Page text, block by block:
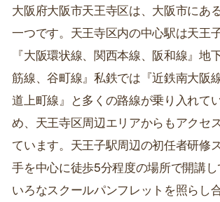
大阪府大阪市天王寺区は、大阪市にあ
一つです。天王寺区内の中心駅は天王
『大阪環状線、関西本線、阪和線』地
筋線、谷町線』私鉄では『近鉄南大阪
道上町線』と多くの路線が乗り入れて
め、天王寺区周辺エリアからもアクセ
ています。天王子駅周辺の初任者研修
手を中心に徒歩5分程度の場所で開講
いろなスクールパンフレットを照らし